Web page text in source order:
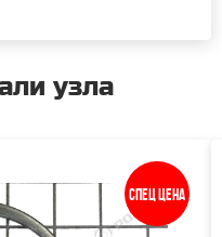
узла
Спец цена